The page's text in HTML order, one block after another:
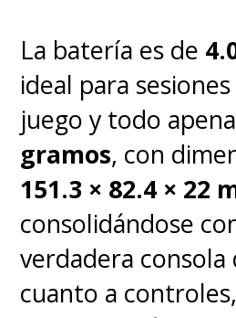
La batería es de
ideal para
juego y todo
gramos, con
151.3 × 82.4 × 22
consolidándose
verdadera consola
cuanto a